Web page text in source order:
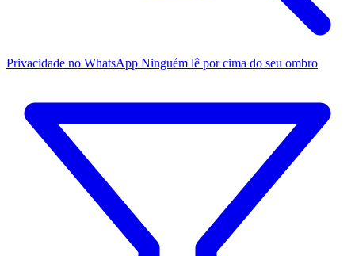
Privacidade no WhatsApp Ninguém lê por cima do seu ombro